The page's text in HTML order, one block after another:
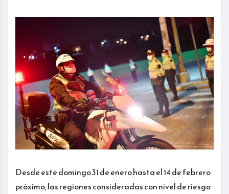
Desde este domingo 31 de enero hasta el 14 de febrero
próximo, las regiones consideradas con nivel de riesgo